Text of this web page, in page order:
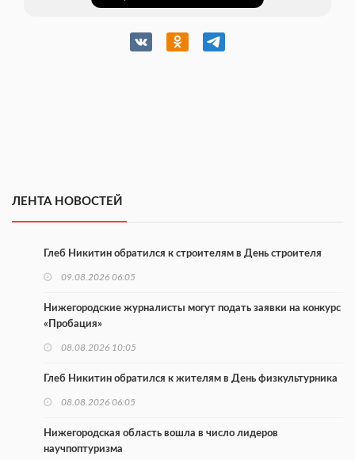
ЛЕНТА НОВОСТЕЙ
Глеб Никитин обратился к строителям в День строителя
09.08.2026 06:05
Нижегородские журналисты могут подать заявки на конкурс
«Пробация»
08.08.2026 10:05
Глеб Никитин обратился к жителям в День физкультурника
08.08.2026 06:05
Нижегородская область вошла в число лидеров
научпоптуризма